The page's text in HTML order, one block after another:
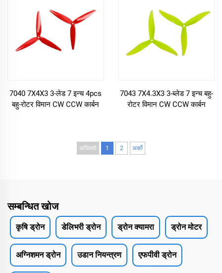
7040 7X4X3 3-लेड 7 इन्च 4pcs
बहु-रोटर विमान CW CCW कार्बन
7043 7X4.3X3 3-ब्लेड 7 इन्च बहु-
रोटर विमान CW CCW कार्बन
अघिल्लो 1 2 अर्को
सम्बन्धित खोज
कृषि ड्रोन डेलिभरी ड्रोन ड्रोन क्यामरा ड्रोन मोटर
अग्निशमन ड्रोन उडान नियन्त्रण एफपीवी ड्रोन